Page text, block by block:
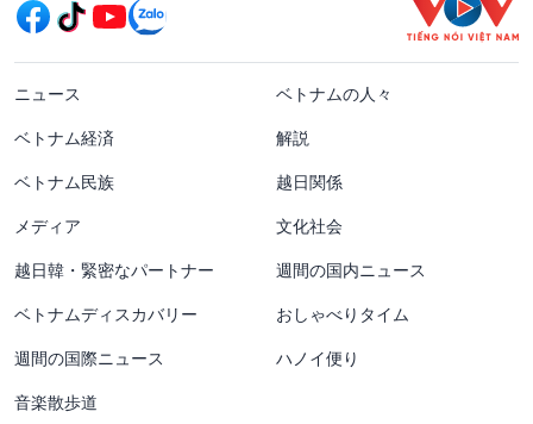
menu footer tiếng Nhật
ニュース ベトナムの人々
ベトナム経済 解説
ベトナム民族 越日関係
メディア 文化社会
越日韓・緊密なパートナー 週間の国内ニュース
ベトナムディスカバリー おしゃべりタイム
週間の国際ニュース ハノイ便り
音楽散歩道